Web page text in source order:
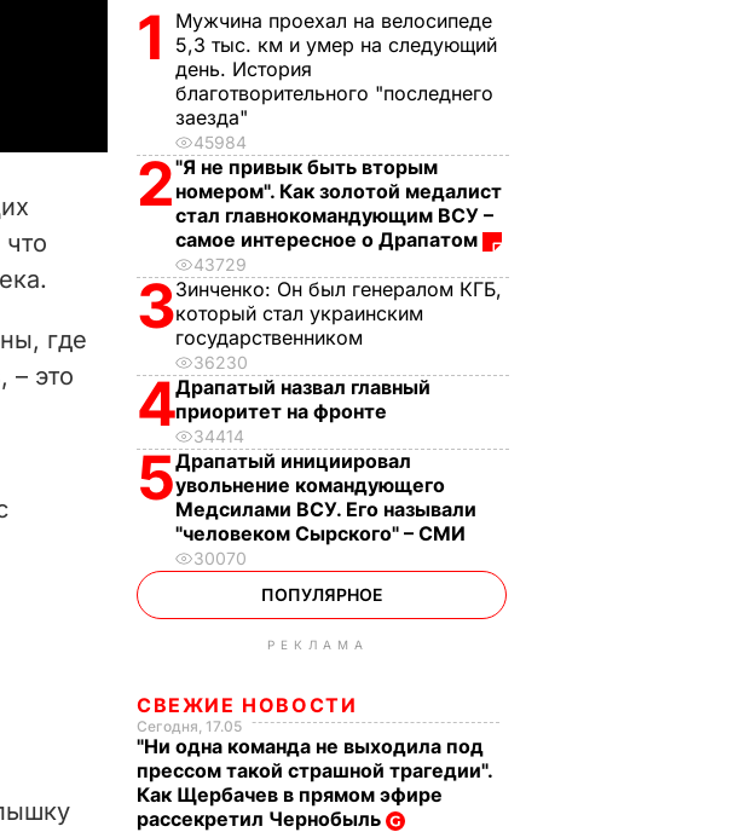
где
– это
1
Мужчина проехал на велосипеде
5,3 тыс. км и умер на следующий
день. История
благотворительного "последнего
заезда"
45984
2"Я не привык быть вторым
номером". Как золотой медалист
стал главнокомандующим ВСУ –
самое интересное о Драпатом
43729
3Зинченко: Он был генералом КГБ,
который стал украинским
государственником
36230
4Драпатый назвал главный
приоритет на фронте
34414
5Драпатый инициировал
увольнение командующего
Медсилами ВСУ. Его называли
"человеком Сырского" – СМИ
30070
ПОПУЛЯРНОЕ
РЕКЛАМА
СВЕЖИЕ НОВОСТИ
Сегодня, 17.05
"Ни одна команда не выходила под
прессом такой страшной трагедии".
Как Щербачев в прямом эфире
рассекретил Чернобыль